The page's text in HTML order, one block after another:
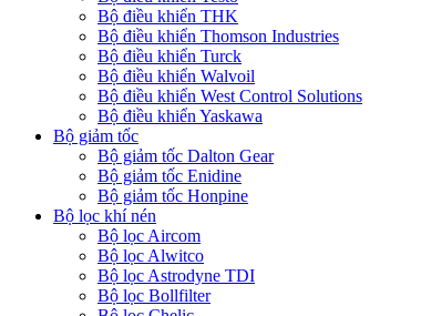
Bộ điều khiển THK
Bộ điều khiển Thomson Industries
Bộ điều khiển Turck
Bộ điều khiển Walvoil
Bộ điều khiển West Control Solutions
Bộ điều khiển Yaskawa
Bộ giảm tốc
Bộ giảm tốc Dalton Gear
Bộ giảm tốc Enidine
Bộ giảm tốc Honpine
Bộ lọc khí nén
Bộ lọc Aircom
Bộ lọc Alwitco
Bộ lọc Astrodyne TDI
Bộ lọc Bollfilter